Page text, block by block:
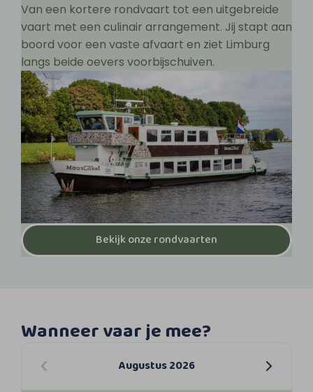
Van een kortere rondvaart tot een uitgebreide
vaart met een culinair arrangement. Jij stapt aan
boord voor een vaste afvaart en ziet Limburg
langs beide oevers voorbijschuiven.
Bekijk onze rondvaarten
Wanneer vaar je mee?
Augustus 2026